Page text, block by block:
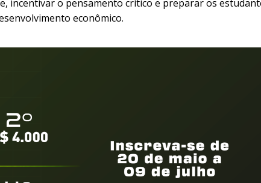
incentivar o pensamento crítico e preparar os
econômico.